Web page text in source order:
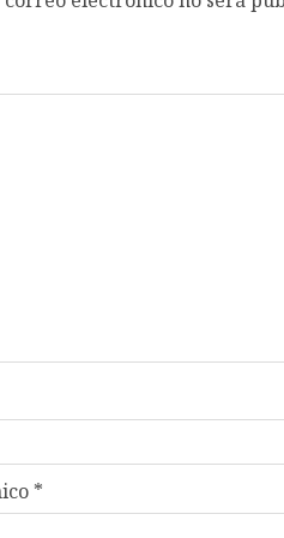
*